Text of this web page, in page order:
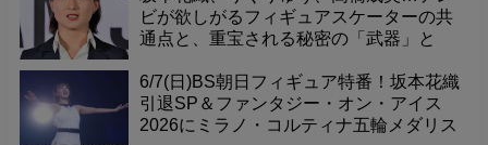
田高志郎選手を指導するな
ビが欲しがるフィギュアスケーターの共
通点と、重宝される秘密の「武器」と
6/7(日)BS朝日フィギュア特番！坂本花織
引退SP＆ファンタジー・オン・アイス
2026にミラノ・コルティナ五輪メダリス